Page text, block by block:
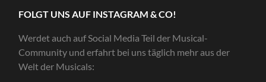
FOLGT UNS AUF INSTAGRAM & CO!
Werdet auch auf Social Media Teil der Musical-
Community und erfahrt bei uns täglich mehr aus der
Welt der Musicals: